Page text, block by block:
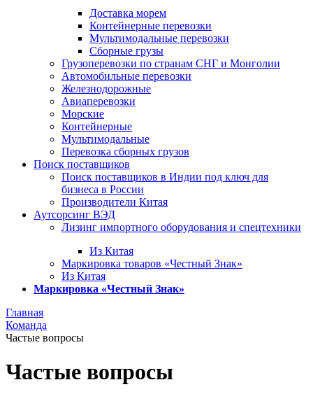
Доставка морем
Контейнерные перевозки
Мультимодальные перевозки
Сборные грузы
Грузоперевозки по странам СНГ и Монголии
Автомобильные перевозки
Железнодорожные
Авиаперевозки
Морские
Контейнерные
Мультимодальные
Перевозка сборных грузов
Поиск поставщиков
Поиск поставщиков в Индии под ключ для
бизнеса в России
Производители Китая
Аутсорсинг ВЭД
Лизинг импортного оборудования и спецтехники
Из Китая
Маркировка товаров «Честный Знак»
Из Китая
Маркировка «Честный Знак»
Главная
Команда
Частые вопросы
Частые вопросы